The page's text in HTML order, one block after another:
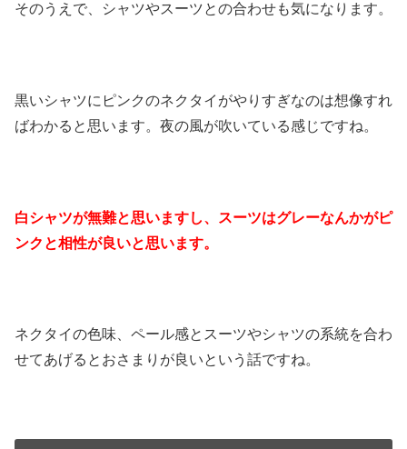
そのうえで、シャツやスーツとの合わせも気になります。
黒いシャツにピンクのネクタイがやりすぎなのは想像すれ
ばわかると思います。夜の風が吹いている感じですね。
白シャツが無難と思いますし、スーツはグレーなんかがピ
ンクと相性が良いと思います。
ネクタイの色味、ペール感とスーツやシャツの系統を合わ
せてあげるとおさまりが良いという話ですね。